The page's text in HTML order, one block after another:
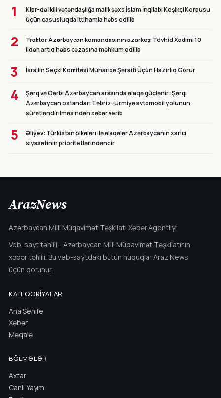
1
Kipr-də ikili vətəndaşlığa malik şəxs İslam İnqilabı Keşikçi Korpusu
üçün casusluqda ittihamla həbs edilib
2
Traktor Azərbaycan komandasının azarkeşi Tövhid Xadimi 10
ildən artıq həbs cəzasına məhkum edilib
3 İsrailin Seçki Komitəsi Müharibə Şəraiti Üçün Hazırlıq Görür
4
Şərq və Qərbi Azərbaycan arasında əlaqə güclənir: Şərqi
Azərbaycan ostandarı Təbriz–Urmiyə avtomobil yolunun
sürətləndirilməsindən xəbər verib
5
Əliyev: Türkistan ölkələri ilə əlaqələr Azərbaycanın xarici
siyasətinin prioritetlərindəndir
ArazNews
Azərbaycan Milli Müqavimət Təşkilatı Xəbər Agentliyi
Veb-sayt təhlili - Azərbaycan Milli Müqavimət Təşkilatının
xəbər təhlili. Bu veb-saytdakı bütün hüquqlar Araz News
üçün qorunur.
KATEQORIYALAR
Ana Sehife
Xəbər
Məqalə
BÖLMƏLƏR
Axtar
Canlı Yayım